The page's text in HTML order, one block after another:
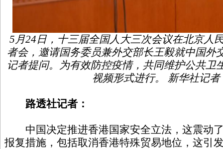
5月24日，十三届全国人大三次会议在北京人
者会，邀请国务委员兼外交部长王毅就中国外
记者提问。为有效防控疫情，共同维护公共卫
视频形式进行。 新华社记者
路透社记者：
中国决定推进香港国家安全立法，这震动
报复措施，包括取消香港特殊贸易地位，这引